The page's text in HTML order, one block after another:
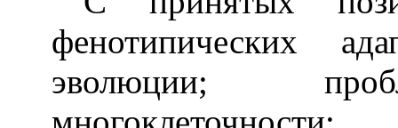
фенотипических
эволюции;